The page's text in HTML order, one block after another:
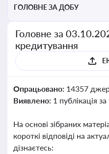
ГОЛОВНЕ ЗА ДОБУ
Головне за
кредитування
Опрацьовано: 14357
Виявлено: 1 публікація
На основі зібраних
короткі відповіді на
дізнаєтесь: